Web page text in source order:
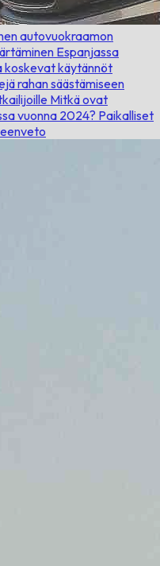
autovuokraamon
Espanjassa
koskevat käytännöt
rahan säästämiseen
Mitkä ovat
vuonna 2024? Paikalliset